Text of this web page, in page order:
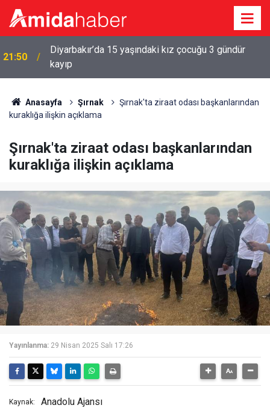
21:50
Diyarbakır’da 15 yaşındaki kız çocuğu 3 gündür
kayıp
Anasayfa Şırnak
Şırnak'ta ziraat odası başkanlarından
kuraklığa ilişkin açıklama
Şırnak'ta ziraat odası başkanlarından
kuraklığa ilişkin açıklama
Yayınlanma: 29 Nisan 2025 Salı 17:26
Kaynak: Anadolu Ajansı